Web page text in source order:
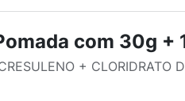
com 30g +
+ CLORIDRATO